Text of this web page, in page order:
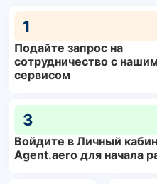
1
Подайте запрос на
сотрудничество с
сервисом
3
Войдите в Личный
Agent.aero для начала